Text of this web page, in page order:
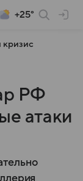
+25°
РФ
атаки